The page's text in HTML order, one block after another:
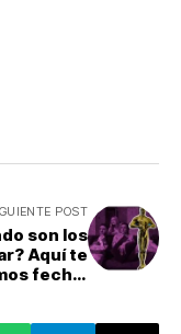
POST
son los
Aquí te
fecha,